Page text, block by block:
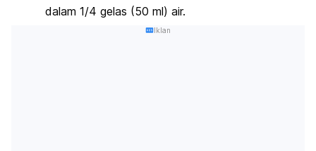
dalam 1/4 gelas (50 ml) air.
Iklan